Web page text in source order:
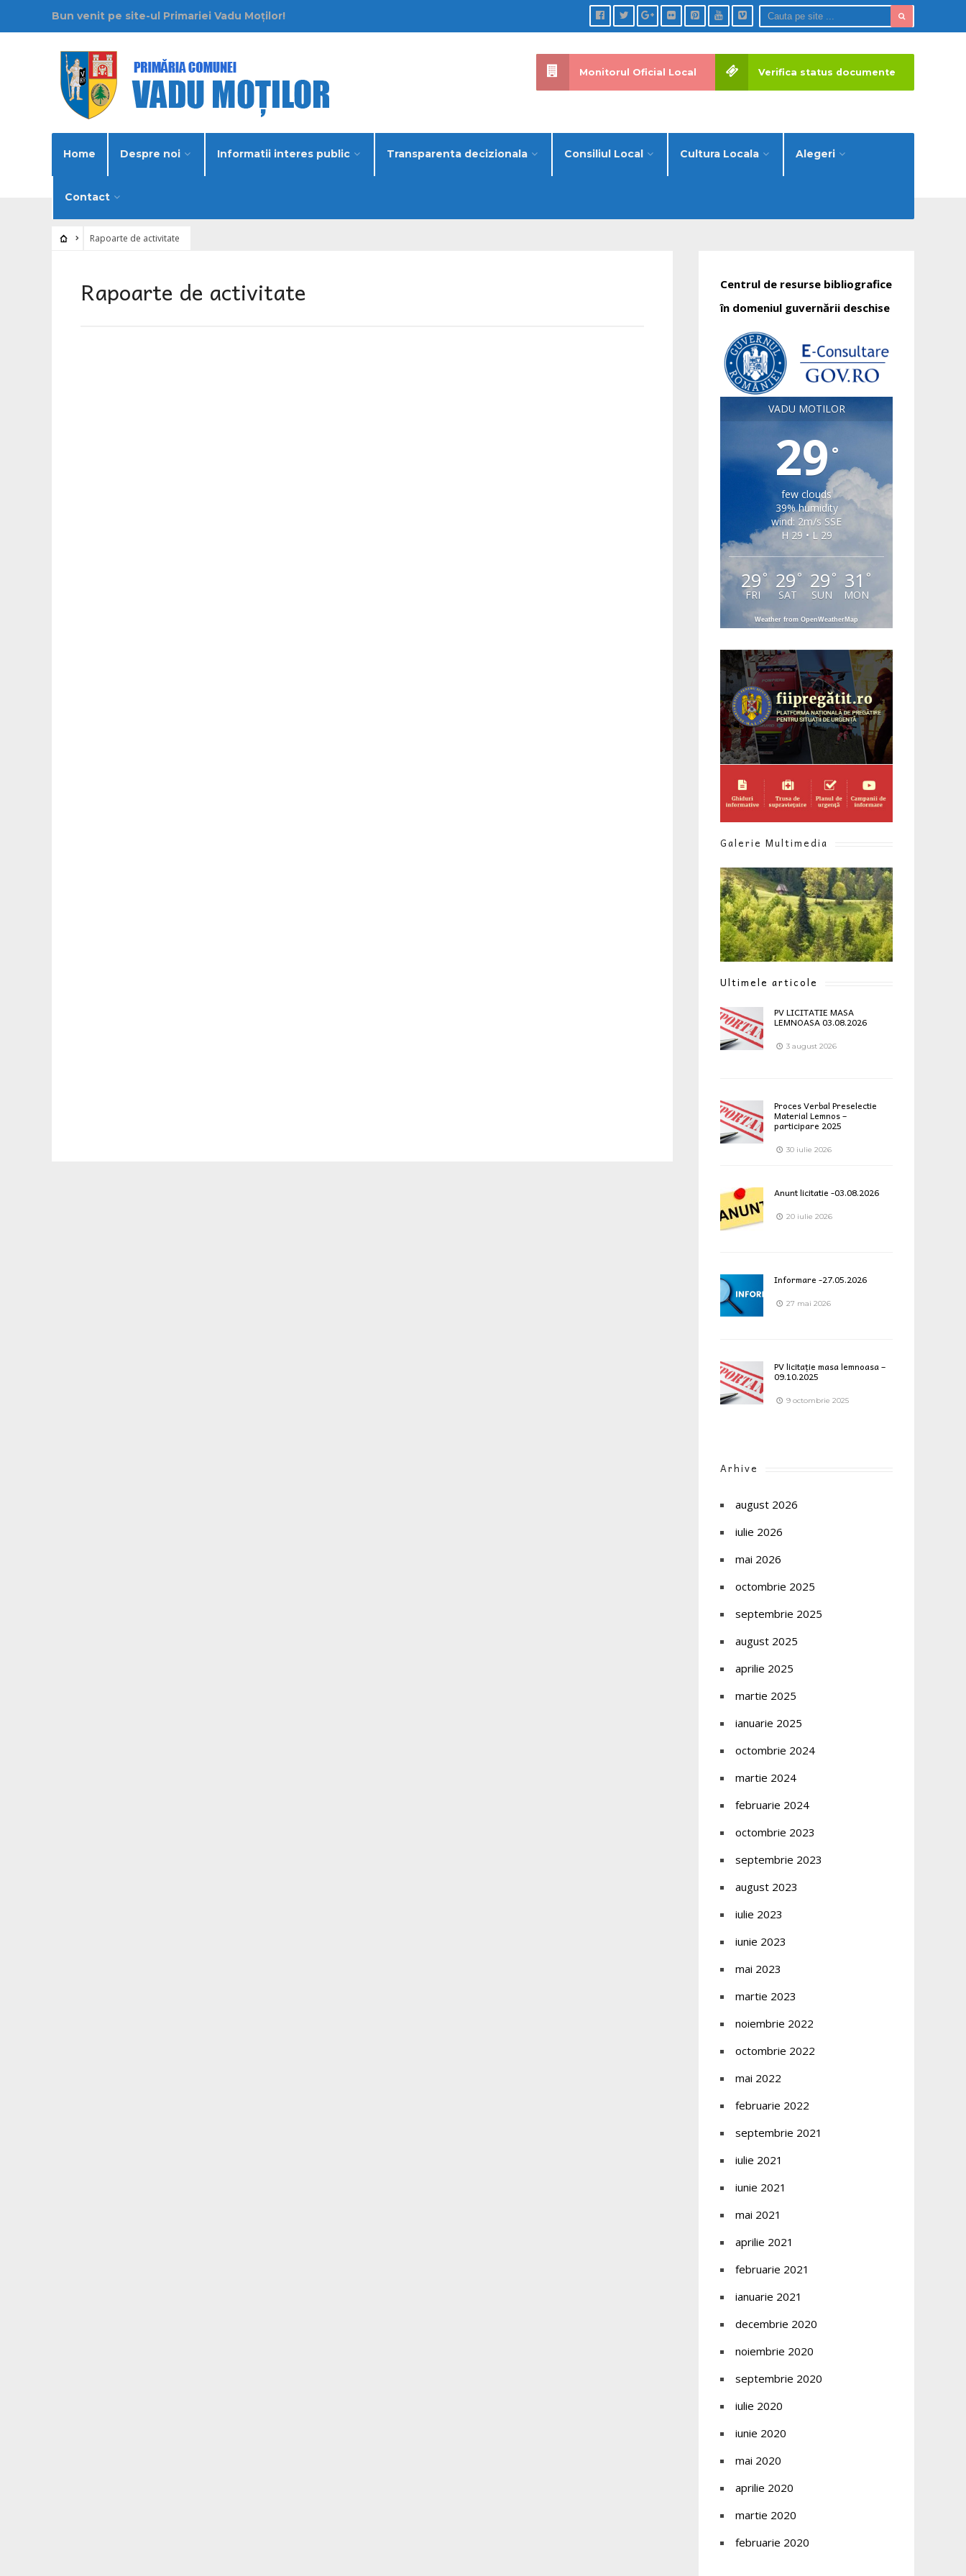
Bun venit pe site-ul Primariei Vadu Moților!
Home Despre noi Informatii interes public Transparenta decizionala Consiliul Local Cultura Locala Alegeri
Contact
Monitorul Oficial Local Verifica status documente
Rapoarte de activitate
Rapoarte de activitate
Centrul de resurse bibliografice
în domeniul guvernării deschise
VADU MOTILOR
29°
few clouds
39% humidity
wind: 2m/s SSE
H 29 • L 29
29 °
FRI
29 °
SAT
29 °
SUN
31 °
MON
Weather from OpenWeatherMap
Galerie Multimedia
Ultimele articole
PV LICITATIE MASA
LEMNOASA 03.08.2026
3 august 2026
Proces Verbal Preselectie
Material Lemnos –
participare 2025
30 iulie 2026
Anunt licitatie -03.08.2026
20 iulie 2026
Informare -27.05.2026
27 mai 2026
PV licitație masa lemnoasa –
09.10.2025
9 octombrie 2025
Arhive
august 2026
iulie 2026
mai 2026
octombrie 2025
septembrie 2025
august 2025
aprilie 2025
martie 2025
ianuarie 2025
octombrie 2024
martie 2024
februarie 2024
octombrie 2023
septembrie 2023
august 2023
iulie 2023
iunie 2023
mai 2023
martie 2023
noiembrie 2022
octombrie 2022
mai 2022
februarie 2022
septembrie 2021
iulie 2021
iunie 2021
mai 2021
aprilie 2021
februarie 2021
ianuarie 2021
decembrie 2020
noiembrie 2020
septembrie 2020
iulie 2020
iunie 2020
mai 2020
aprilie 2020
martie 2020
februarie 2020